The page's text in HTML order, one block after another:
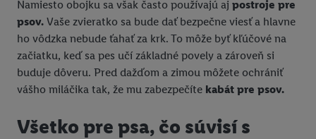
Namiesto obojku sa však často používajú aj postroje pre
psov. Vaše zvieratko sa bude dať bezpečne viesť a hlavne
ho vôdzka nebude ťahať za krk. To môže byť kľúčové na
začiatku, keď sa pes učí základné povely a zároveň si
buduje dôveru. Pred dažďom a zimou môžete ochrániť
vášho miláčika tak, že mu zabezpečíte kabát pre psov.
Všetko pre psa, čo súvisí s